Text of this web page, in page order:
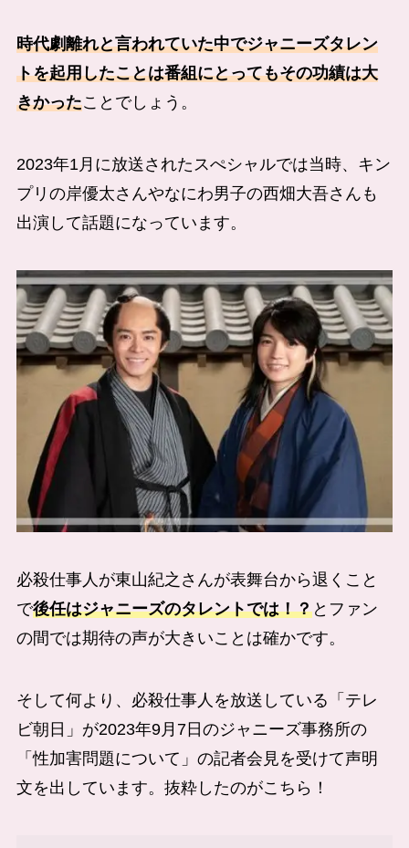
時代劇離れと言われていた中でジャニーズタレン
トを起用したことは番組にとってもその功績は大
きかったことでしょう。
2023年1月に放送されたスぺシャルでは当時、キン
プリの岸優太さんやなにわ男子の西畑大吾さんも
出演して話題になっています。
必殺仕事人が東山紀之さんが表舞台から退くこと
で後任はジャニーズのタレントでは！？とファン
の間では期待の声が大きいことは確かです。
そして何より、必殺仕事人を放送している「テレ
ビ朝日」が2023年9月7日のジャニーズ事務所の
「性加害問題について」の記者会見を受けて声明
文を出しています。抜粋したのがこちら！